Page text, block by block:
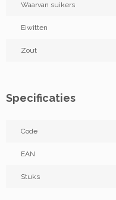
Waarvan suikers
Eiwitten
Zout
Specificaties
Code
EAN
Stuks